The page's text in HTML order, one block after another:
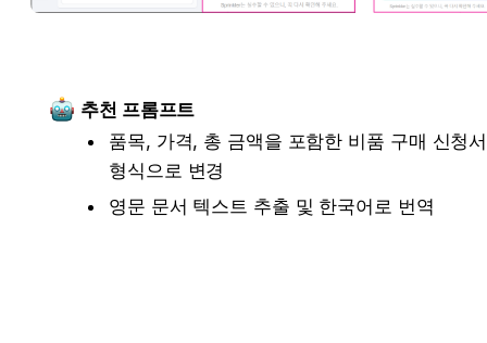
추천 프롬프트
품목, 가격, 총 금액을 포함한 비품 구매 신청서
형식으로 변경
영문 문서 텍스트 추출 및 한국어로 번역